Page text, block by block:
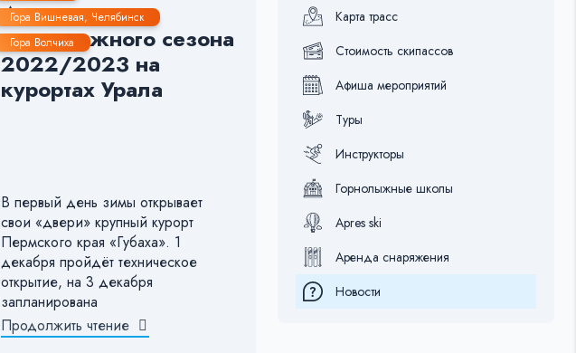
Гора Вишневая, Челябинск
Гора Волчиха
Даты начала
горнолыжного сезона
2022/2023 на
курортах Урала
В первый день зимы открывает
свои «двери» крупный курорт
Пермского края «Губаха». 1
декабря пройдёт техническое
открытие, на 3 декабря
запланирована
Продолжить чтение
Карта трасс
Стоимость скипассов
Афиша мероприятий
Туры
Инструкторы
Горнолыжные школы
Apres ski
Аренда снаряжения
Новости